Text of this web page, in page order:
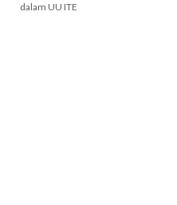
dalam UU ITE